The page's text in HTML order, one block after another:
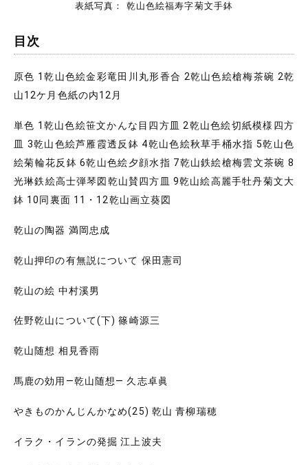
表紙写真： 乾山色絵福寿字菊文手鉢
目次
原色 1乾山色絵金彩竜田川丸形香合 2乾山色絵槍梅茶碗 2乾
山12ケ月色紙の内12月
単色 1乾山色絵笹文かんな目四方皿 2乾山色絵切紙模様四方
皿 3乾山色絵芦雁霞透反鉢 4乾山色絵秋草手桶水指 5乾山色
絵菊輪花反鉢 6乾山色絵夕顔水指 7乾山鉄絵槍梅雲文茶碗 8
光琳鉄絵高士弾琴図乾山賛四方皿 9乾山絵高麗手牡丹菊文大
鉢 10同裏面 11・12乾山画立葵図
乾山の陶器 満岡忠成
乾山押印の有無説について 保田憲司
乾山の絵 中村溪男
佐野乾山について(下) 篠崎源三
乾山随想 相見香雨
馬鹿の効用―乾山随想― 久志卓眞
やきものかんじんかなめ(25) 乾山 青柳瑞穂
イラク・イランの発掘 江上波夫